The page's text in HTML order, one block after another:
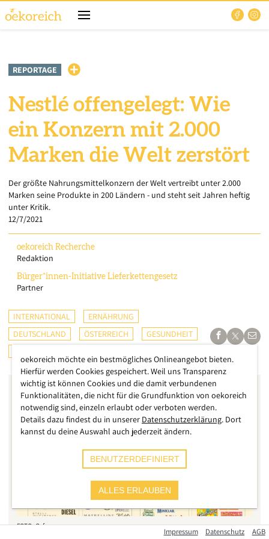
REPORTAGE
Nestlé offengelegt: Wie
ein Konzern mit 2.000
Marken die Welt zerstört
Der größte Nahrungsmittelkonzern der Welt vertreibt unter 2.000
Marken seine Produkte in 200 Ländern - und steht seit Jahren heftig
unter Kritik.
12/7/2021
oekoreich Recherche
Redaktion
Bürger*innen-Initiative Lieferkettengesetz
Partner
INTERNATIONAL
ERNÄHRUNG
DEUTSCHLAND
ÖSTERREICH
GESUNDHEIT
Oxfam
Impressum Datenschutz AGB
oekoreich möchte ein bestmögliches Onlineangebot bieten.
Hierfür werden Cookies gespeichert. Weil uns Transparenz
wichtig ist können Cookies und die damit verbundenen
Funktionalitäten, die nicht für die Grundfunktion von oekoreich
notwendig sind, einzeln erlaubt oder verboten werden.
Details dazu findest du in unserer Datenschutzerklärung. Dort
kannst du deine Auswahl auch jederzeit ändern.
BENUTZERDEFINIERT
ALLES ERLAUBEN